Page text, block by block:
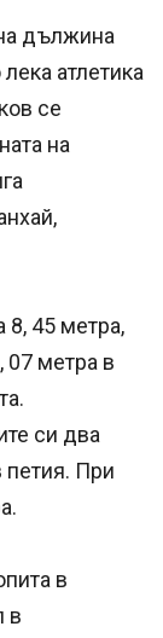
дължина
атлетика
се
на
45 метра,
07 метра в
си два
петия. При
в
в